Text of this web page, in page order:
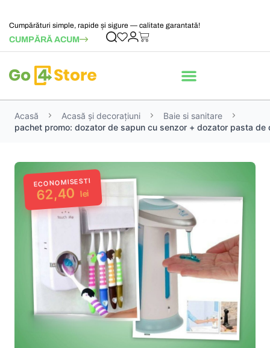
Cumpărături simple, rapide și sigure — calitate garantată!
CUMPĂRĂ ACUM
Acasă Acasă și decorațiuni
Baie si sanitare
pachet promo: dozator de sapun cu senzor + dozator pasta
ECONOMISESTI
62,40 lei